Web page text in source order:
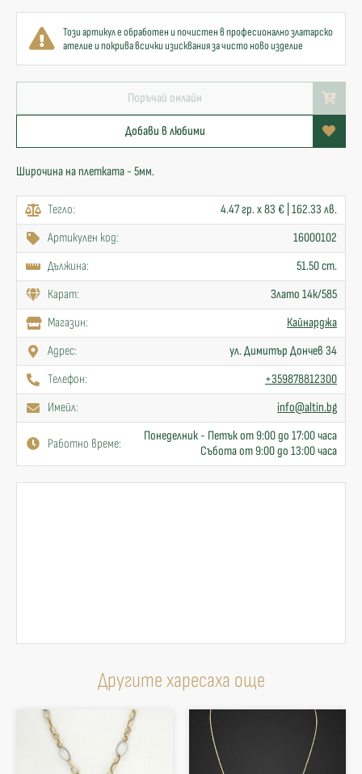
Този артикул е обработен и почистен в професионално златарско
ателие и покрива всички изисквания за чисто ново изделие
Поръчай онлайн
Добави в любими
Широчина на плетката - 5мм.
Тегло:
4.47 гр. x 83 € | 162.33 лв.
Артикулен код:
16000102
Дължина:
51.50 cm.
Карат:
Злато 14к/585
Mагазин:
Кайнарджа
Адрес:
ул. Димитър Дончев 34
Телефон:
+359878812300
Имейл:
info@altin.bg
Работно време:
Понеделник - Петък от 9:00 до 17:00 часа
Събота от 9:00 до 13:00 часа
Другите харесаха още